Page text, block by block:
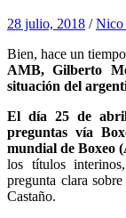
28 julio, 2018 /Nico
Bien, hace un
AMB, Gilberto
situación del
El día 25 de
preguntas vía
mundial de Boxeo
los títulos
pregunta clara
Castaño.